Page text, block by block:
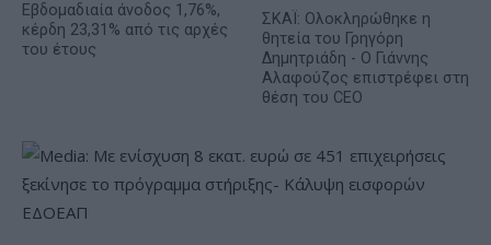
Εβδομαδιαία άνοδος 1,76%,
κέρδη 23,31% από τις αρχές
του έτους
ΣΚΑΪ: Ολοκληρώθηκε η
θητεία του Γρηγόρη
Δημητριάδη - Ο Γιάννης
Αλαφούζος επιστρέφει στη
θέση του CEO